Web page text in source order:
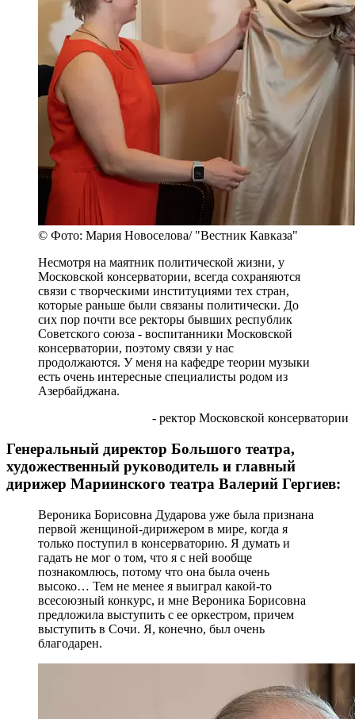
© Фото: Мария Новоселова/ "Вестник Кавказа"
Несмотря на маятник политической жизни, у
Московской консерватории, всегда сохраняются
связи с творческими институциями тех стран,
которые раньше были связаны политически. До
сих пор почти все ректоры бывших республик
Советского союза - воспитанники Московской
консерватории, поэтому связи у нас
продолжаются. У меня на кафедре теории музыки
есть очень интересные специалисты родом из
Азербайджана.
- ректор Московской консерватории
Генеральный директор Большого театра,
художественный руководитель и главный
дирижер Мариинского театра Валерий Гергиев:
Вероника Борисовна Дударова уже была признана
первой женщиной-дирижером в мире, когда я
только поступил в консерваторию. Я думать и
гадать не мог о том, что я с ней вообще
познакомлюсь, потому что она была очень
высоко… Тем не менее я выиграл какой-то
всесоюзный конкурс, и мне Вероника Борисовна
предложила выступить с ее оркестром, причем
выступить в Сочи. Я, конечно, был очень
благодарен.